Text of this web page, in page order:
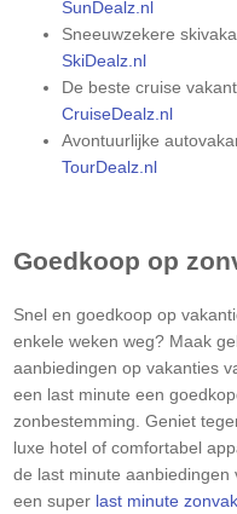
SunDealz.nl
Sneeuwzekere
SkiDealz.nl
De beste cruise
CruiseDealz.nl
Avontuurlijke
TourDealz.nl
Goedkoop op
Snel en goedkoop op
enkele weken weg? Maak
aanbiedingen op vakanties
een last minute een
zonbestemming. Geniet
luxe hotel of comfortabel
de last minute
een super last minute